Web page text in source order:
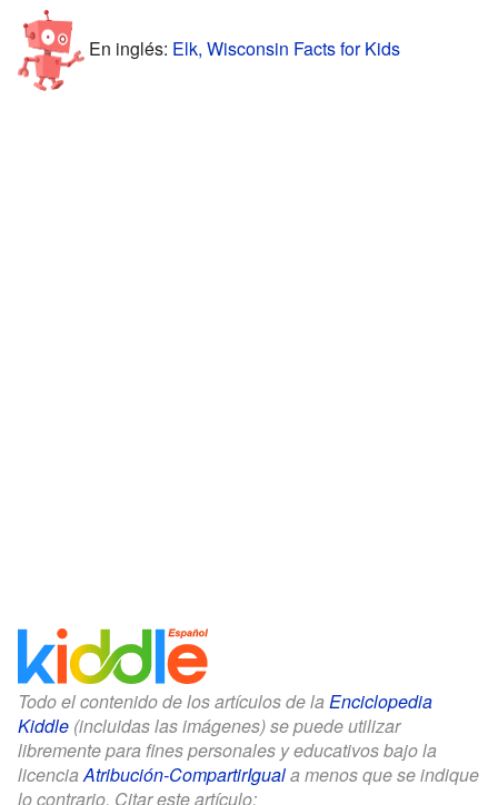
En inglés: Elk, Wisconsin Facts for Kids
Todo el contenido de los artículos de la Enciclopedia
Kiddle (incluidas las imágenes) se puede utilizar
libremente para fines personales y educativos bajo la
licenciaAtribución-CompartirIguala menos que se indique
lo contrario. Citar este artículo: